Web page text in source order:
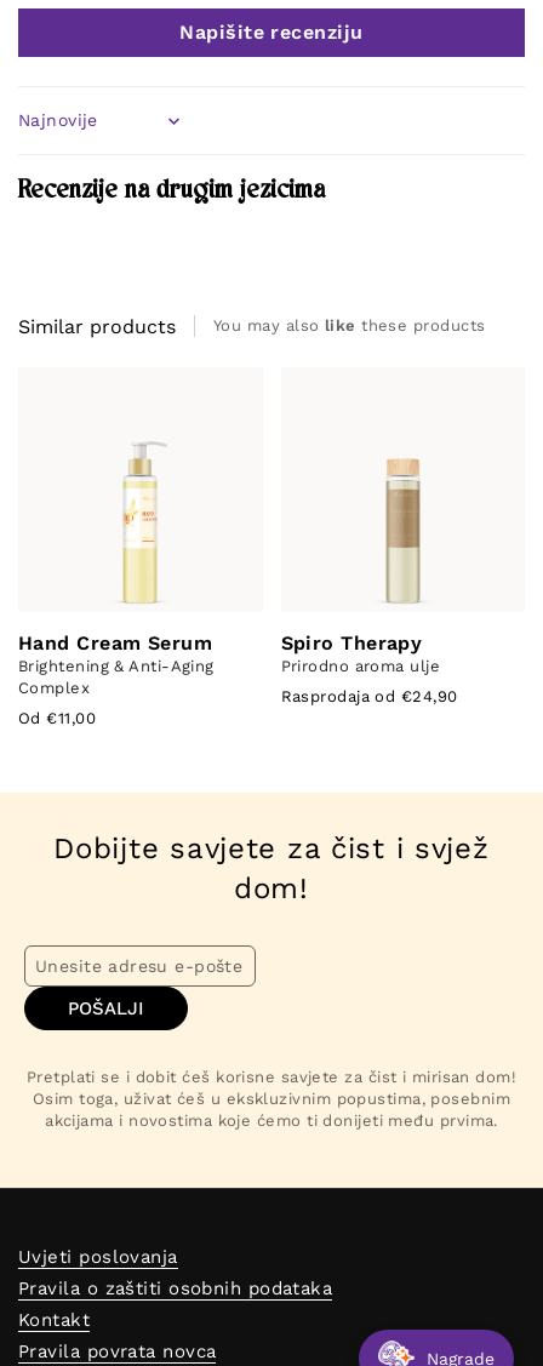
Napišite recenziju
Sort by
Recenzije na drugim jezicima
Similar products You may also like these products
Hand Cream Serum
Brightening & Anti-Aging
Complex
Od €11,00
Spiro Therapy
Prirodno aroma ulje
Rasprodaja od €24,90
Dobijte savjete za čist i svjež
dom!
POŠALJI
Pretplati se i dobit ćeš korisne savjete za čist i mirisan dom!
Osim toga, uživat ćeš u ekskluzivnim popustima, posebnim
akcijama i novostima koje ćemo ti donijeti među prvima.
Uvjeti poslovanja
Pravila o zaštiti osobnih podataka
Kontakt
Pravila povrata novca
Nagrade